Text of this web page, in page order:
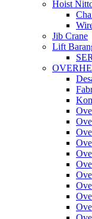
Hoist
Jib Crane
Lift